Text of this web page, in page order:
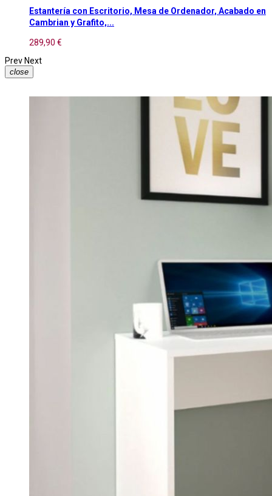
Estantería con Escritorio, Mesa de Ordenador, Acabado en
Cambrian y Grafito,...
289,90 €
Prev Next
close